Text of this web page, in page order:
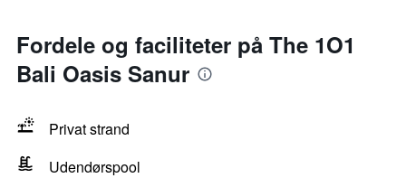
Fordele og faciliteter på The 1O1
Bali Oasis Sanur
Privat strand
Udendørspool